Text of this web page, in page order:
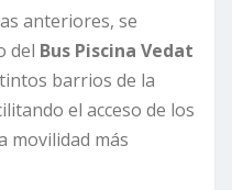
anteriores, se
del Bus Piscina Vedat
barrios de la
el acceso de los
movilidad más